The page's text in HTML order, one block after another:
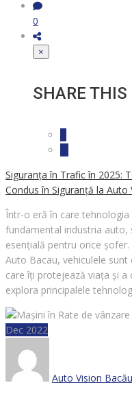
0
×
SHARE THIS
Siguranța în Trafic în 2025:
Condus în Siguranță la Auto
Într-o eră în care
fundamental industria
esențială pentru orice
Auto Bacau, vehiculele
care îți protejează viața și
explora principalele
Dec 2022
Auto Vision Bacău